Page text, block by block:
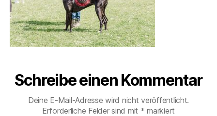
Schreibe einen Kommentar
Deine E-Mail-Adresse wird nicht veröffentlicht.
Erforderliche Felder sind mit * markiert